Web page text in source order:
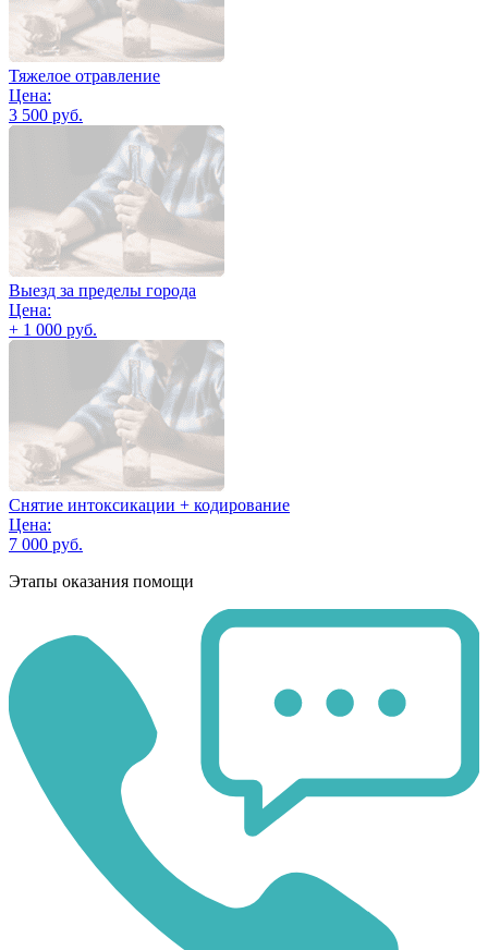
Тяжелое отравление
Цена:
3 500 руб.
Выезд за пределы города
Цена:
+ 1 000 руб.
Снятие интоксикации + кодирование
Цена:
7 000 руб.
Этапы оказания помощи